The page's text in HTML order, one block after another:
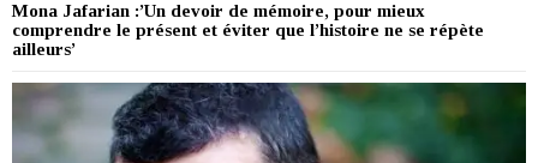
Mona Jafarian :’Un devoir de mémoire, pour mieux
comprendre le présent et éviter que l’histoire ne se répète
ailleurs’